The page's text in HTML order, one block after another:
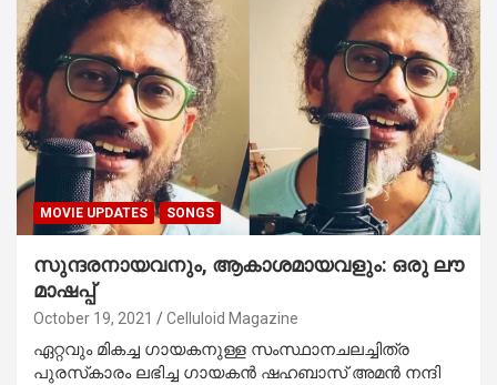
MOVIE UPDATES SONGS
സുന്ദരനായവനും, ആകാശമായവളും: ഒരു ലൗ
മാഷപ്പ്
October 19, 2021 Celluloid Magazine
ഏറ്റവും മികച്ച ഗായകനുള്ള സംസ്ഥാനചലച്ചിത്ര
പുരസ്‌കാരം ലഭിച്ച ഗായകന്‍ ഷഹബാസ് അമന്‍ നന്ദി